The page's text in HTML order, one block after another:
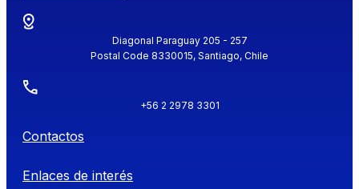
Diagonal Paraguay 205 - 257
Postal Code 8330015, Santiago, Chile
+56 2 2978 3301
Contactos
Enlaces de interés